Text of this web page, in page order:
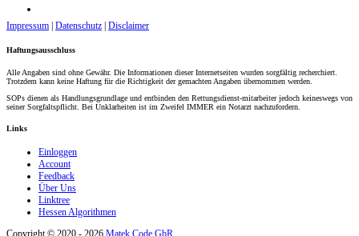
Impressum Datenschutz Disclaimer
Haftungsausschluss
Alle Angaben sind ohne Gewähr. Die Informationen dieser Internetseiten wurden sorgfältig recherchiert.
Trotzdem kann keine Haftung für die Richtigkeit der gemachten Angaben übernommen werden.
SOPs dienen als Handlungsgrundlage und entbinden den Rettungsdienst-mitarbeiter jedoch keineswegs von
seiner Sorgfaltspflicht. Bei Unklarheiten ist im Zweifel IMMER ein Notarzt nachzufordern.
Links
Einloggen
Account
Feedback
Über Uns
Linktree
Hessen Algorithmen
Copyright © 2020 - 2026 Matek Code GbR